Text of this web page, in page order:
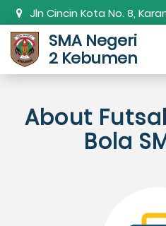
Jln Cincin Kota No. 8,
0287-381820
SMA Negeri
2 Kebumen
About
Bola